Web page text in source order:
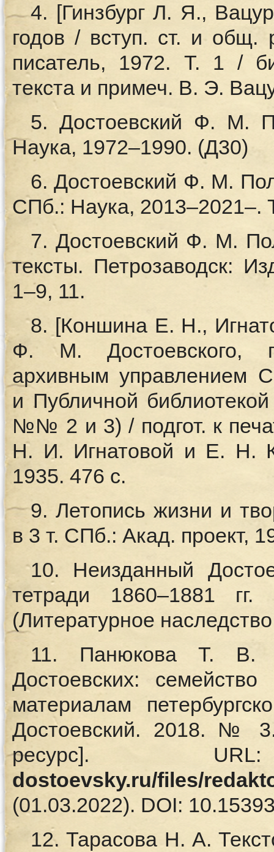
4. [Гинзбург Л. Я.,
годов / вступ. ст. и
писатель, 1972. Т. 1 /
текста и примеч. В. Э.
5. Достоевский Ф. М.
Наука, 1972–1990. (Д30)
6. Достоевский Ф. М.
СПб.: Наука, 2013–2021–.
7. Достоевский Ф. М.
тексты. Петрозаводск:
1–9, 11.
8. [Коншина Е. Н.,
Ф. М. Достоевского,
архивным
и Публичной
№№ 2 и 3) / подгот. к
Н. И. Игнатовой и Е. Н.
1935. 476 с.
9. Летопись жизни и
в 3 т. СПб.: Акад. проект,
10. Неизданный
тетради 1860–1881
(Литературное
11. Панюкова Т. В.
Достоевских:
материалам
Достоевский. 2018. №
ресурс].
dostoevsky.ru/files/
(01.03.2022). DOI:
12. Тарасова Н. А.